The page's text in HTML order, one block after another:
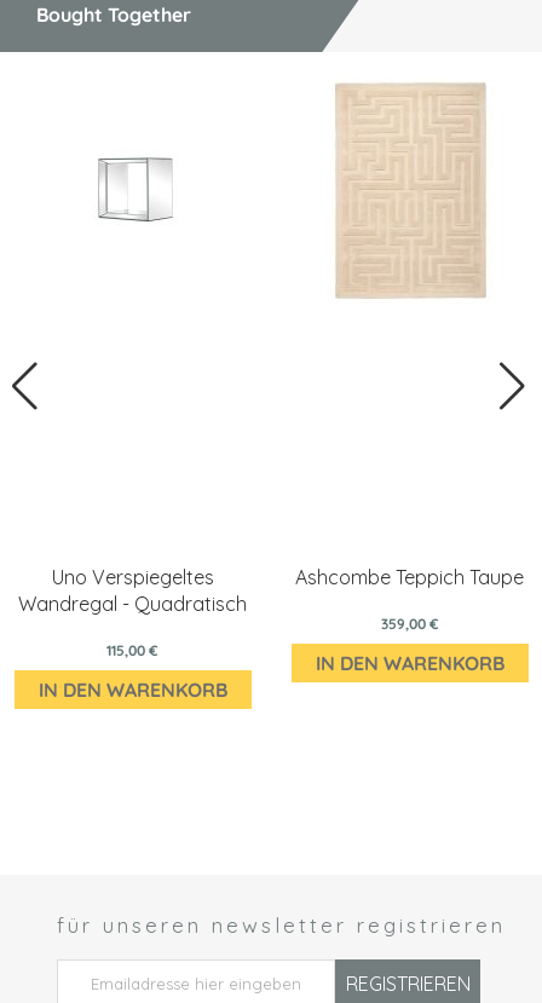
Bought Together
Uno Verspiegeltes
Wandregal - Quadratisch
115,00 €
IN DEN WARENKORB
Ashcombe Teppich Taupe
359,00 €
IN DEN WARENKORB
für unseren newsletter registrieren
REGISTRIEREN